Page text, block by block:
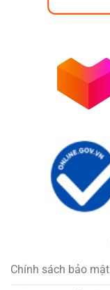
Chính sách bảo mật